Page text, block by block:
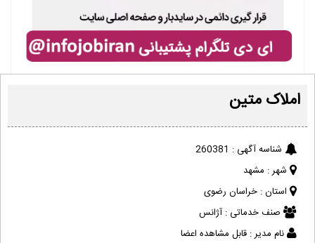
املاک متین
شناسه آگهی : 260381
شهر : مشهد
استان : خراسان رضوی
صنف خدماتی : آژانس
نام مدیر : قابل مشاهده اعضا